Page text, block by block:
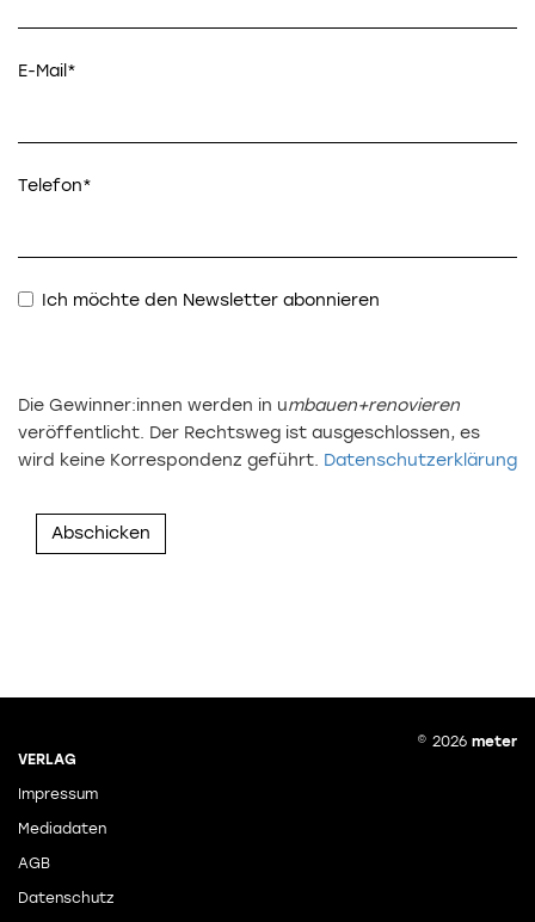
E-Mail*
Telefon*
Ich möchte den Newsletter abonnieren
Die Gewinner:innen werden in umbauen+renovieren
veröffentlicht. Der Rechtsweg ist ausgeschlossen, es
wird keine Korrespondenz geführt. Datenschutzerklärung
Abschicken
VERLAG
Impressum
Mediadaten
AGB
Datenschutz
© 2026 meter